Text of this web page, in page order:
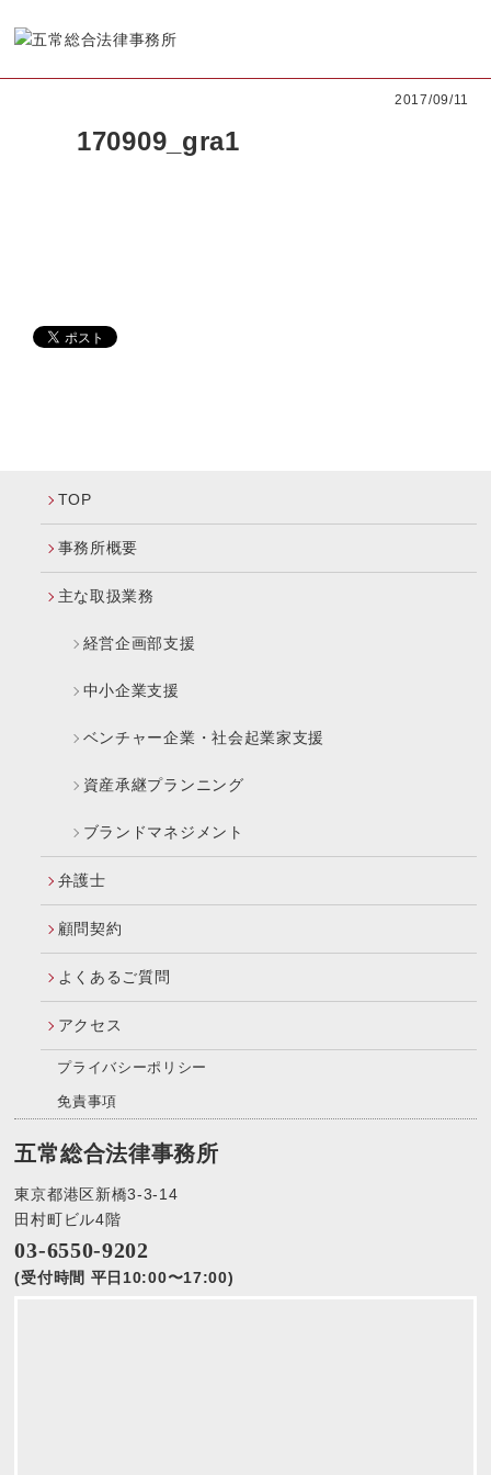
2017/09/11
170909_gra1
TOP
事務所概要
主な取扱業務
経営企画部支援
中小企業支援
ベンチャー企業・社会起業家支援
資産承継プランニング
ブランドマネジメント
弁護士
顧問契約
よくあるご質問
アクセス
プライバシーポリシー
免責事項
五常総合法律事務所
東京都港区新橋3-3-14
田村町ビル4階
03-6550-9202
(受付時間 平日10:00〜17:00)